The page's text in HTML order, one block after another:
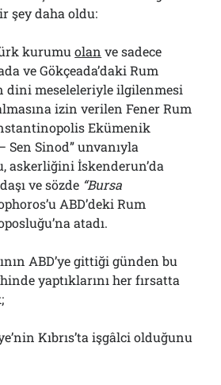
şey daha oldu:
kurumuolan ve sadece
ve Gökçeada’daki Rum
dini meseleleriyle ilgilenmesi
izin verilen Fener Rum
Ekümenik
Sinod” unvanıyla
askerliğini İskenderun’da
ve sözde “Bursa
ABD’deki Rum
atadı.
ABD’ye gittiği günden bu
yaptıklarını her fırsatta
Kıbrıs’ta işgâlci olduğunu